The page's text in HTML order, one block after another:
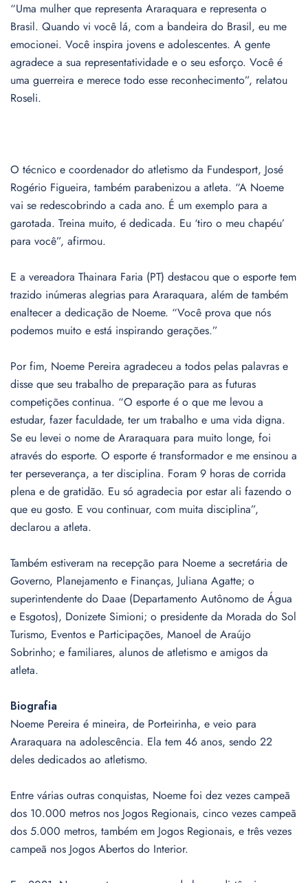
“Uma mulher que representa Araraquara e representa o
Brasil. Quando vi você lá, com a bandeira do Brasil, eu me
emocionei. Você inspira jovens e adolescentes. A gente
agradece a sua representatividade e o seu esforço. Você é
uma guerreira e merece todo esse reconhecimento”, relatou
Roseli.
O técnico e coordenador do atletismo da Fundesport, José
Rogério Figueira, também parabenizou a atleta. “A Noeme
vai se redescobrindo a cada ano. É um exemplo para a
garotada. Treina muito, é dedicada. Eu ‘tiro o meu chapéu’
para você”, afirmou.
E a vereadora Thainara Faria (PT) destacou que o esporte tem
trazido inúmeras alegrias para Araraquara, além de também
enaltecer a dedicação de Noeme. “Você prova que nós
podemos muito e está inspirando gerações.”
Por fim, Noeme Pereira agradeceu a todos pelas palavras e
disse que seu trabalho de preparação para as futuras
competições continua. “O esporte é o que me levou a
estudar, fazer faculdade, ter um trabalho e uma vida digna.
Se eu levei o nome de Araraquara para muito longe, foi
através do esporte. O esporte é transformador e me ensinou a
ter perseverança, a ter disciplina. Foram 9 horas de corrida
plena e de gratidão. Eu só agradecia por estar ali fazendo o
que eu gosto. E vou continuar, com muita disciplina”,
declarou a atleta.
Também estiveram na recepção para Noeme a secretária de
Governo, Planejamento e Finanças, Juliana Agatte; o
superintendente do Daae (Departamento Autônomo de Água
e Esgotos), Donizete Simioni; o presidente da Morada do Sol
Turismo, Eventos e Participações, Manoel de Araújo
Sobrinho; e familiares, alunos de atletismo e amigos da
atleta.
Biografia
Noeme Pereira é mineira, de Porteirinha, e veio para
Araraquara na adolescência. Ela tem 46 anos, sendo 22
deles dedicados ao atletismo.
Entre várias outras conquistas, Noeme foi dez vezes campeã
dos 10.000 metros nos Jogos Regionais, cinco vezes campeã
dos 5.000 metros, também em Jogos Regionais, e três vezes
campeã nos Jogos Abertos do Interior.